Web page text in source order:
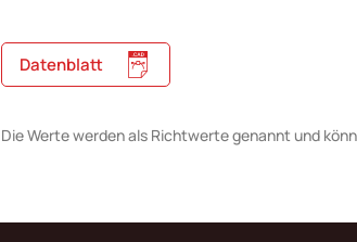
Datenblatt
Die Werte werden als Richtwerte genannt und